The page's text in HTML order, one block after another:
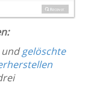
undgelöschte